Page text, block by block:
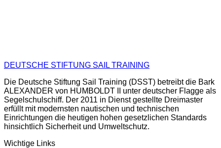
DEUTSCHE STIFTUNG SAIL TRAINING
Die Deutsche Stiftung Sail Training (DSST) betreibt die Bark
ALEXANDER von HUMBOLDT II unter deutscher Flagge als
Segelschulschiff. Der 2011 in Dienst gestellte Dreimaster
erfüllt mit modernsten nautischen und technischen
Einrichtungen die heutigen hohen gesetzlichen Standards
hinsichtlich Sicherheit und Umweltschutz.
Wichtige Links